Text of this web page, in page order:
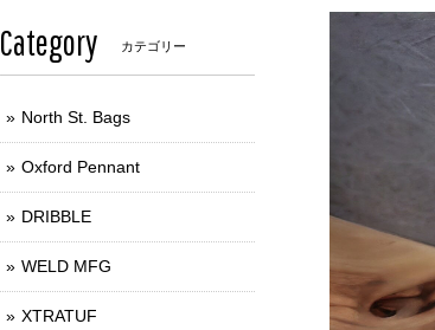
Category カテゴリー
North St. Bags
Oxford Pennant
DRIBBLE
WELD MFG
XTRATUF